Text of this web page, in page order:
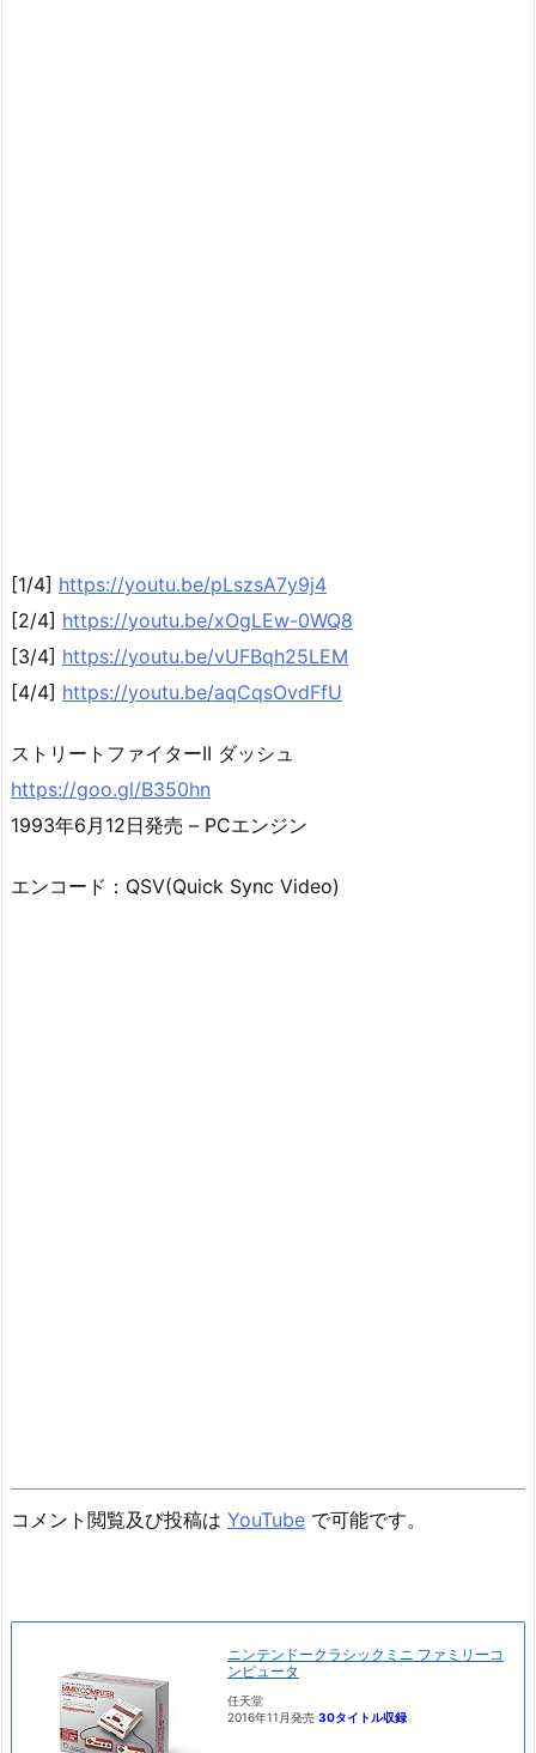
[1/4] https://youtu.be/pLszsA7y9j4
[2/4] https://youtu.be/xOgLEw-0WQ8
[3/4] https://youtu.be/vUFBqh25LEM
[4/4] https://youtu.be/aqCqsOvdFfU
ストリートファイターII ダッシュ
https://goo.gl/B350hn
1993年6月12日発売 – PCエンジン
エンコード：QSV(Quick Sync Video)
コメント閲覧及び投稿は YouTube で可能です。
ニンテンドークラシックミニ ファミリーコ
ンピュータ
任天堂
2016年11月発売 30タイトル収録